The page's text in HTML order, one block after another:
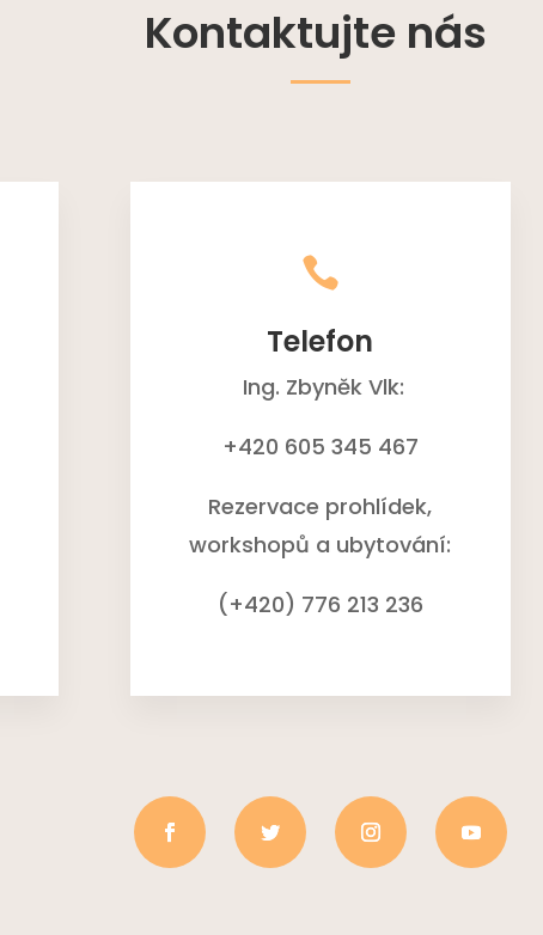
Kontaktujte nás

Telefon
Ing. Zbyněk Vlk:
+420 605 345 467
Rezervace prohlídek,
workshopů a ubytování:
(+420) 776 213 236